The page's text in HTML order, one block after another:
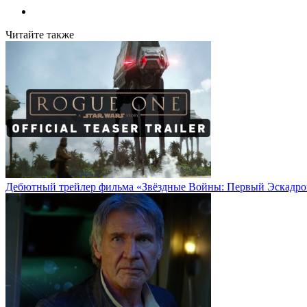
Читайте также
Дебютный трейлер фильма «Звёздные Войны: Первый